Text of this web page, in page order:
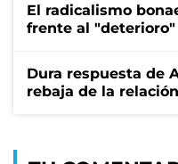
El radicalismo
frente al
Dura respuesta de
rebaja de la